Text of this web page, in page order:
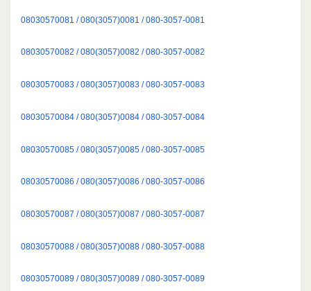
08030570081 / 080(3057)0081 / 080-3057-0081
08030570082 / 080(3057)0082 / 080-3057-0082
08030570083 / 080(3057)0083 / 080-3057-0083
08030570084 / 080(3057)0084 / 080-3057-0084
08030570085 / 080(3057)0085 / 080-3057-0085
08030570086 / 080(3057)0086 / 080-3057-0086
08030570087 / 080(3057)0087 / 080-3057-0087
08030570088 / 080(3057)0088 / 080-3057-0088
08030570089 / 080(3057)0089 / 080-3057-0089